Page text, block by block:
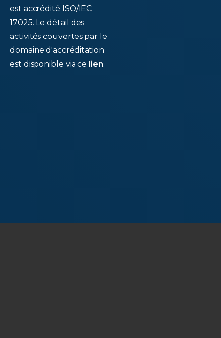
est accrédité ISO/IEC
17025. Le détail des
activités couvertes par le
domaine d'accréditation
est disponible via ce lien.